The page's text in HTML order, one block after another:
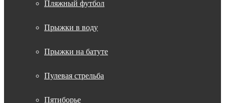
Пляжный футбол
Прыжки в воду
Прыжки на батуте
Пулевая стрельба
Пятиборье